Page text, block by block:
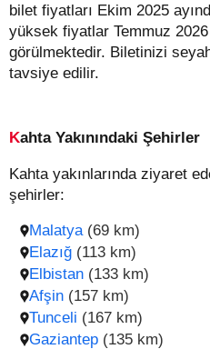
bilet fiyatları Ekim 2025
yüksek fiyatlar Temmuz
görülmektedir. Biletinizi
tavsiye edilir.
Kahta Yakınındaki Şehirler
Kahta yakınlarında ziyaret
şehirler:
Malatya (69 km)
Gaziantep (135 km)
Elazığ (113 km)
Elbistan (133 km)
Afşin (157 km)
Tunceli (167 km)